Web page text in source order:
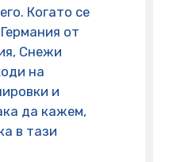
Когато се
от
Снежи
на
и
да кажем,
в тази